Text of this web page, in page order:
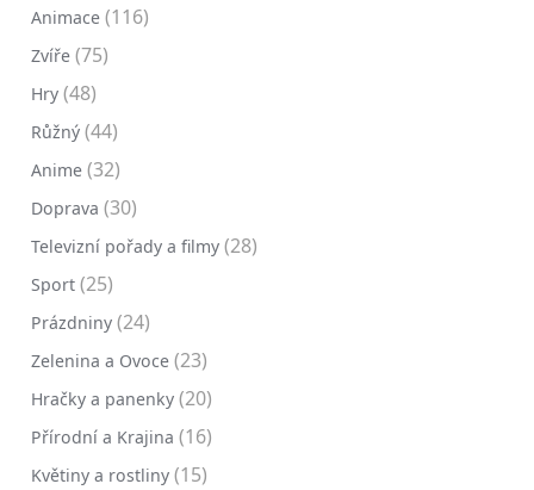
Animace (116)
Zvíře (75)
Hry (48)
Růžný (44)
Anime (32)
Doprava (30)
Televizní pořady a filmy (28)
Sport (25)
Prázdniny (24)
Zelenina a Ovoce (23)
Hračky a panenky (20)
Přírodní a Krajina (16)
Květiny a rostliny (15)